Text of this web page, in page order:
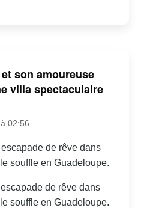
son amoureuse
villa spectaculaire
02:56
de rêve dans
souffle en Guadeloupe.
de rêve dans
souffle en Guadeloupe.